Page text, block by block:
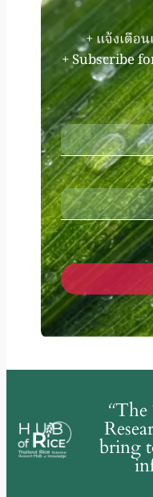
+ แจ้งเตือ
+ Subscribe
“The
bring